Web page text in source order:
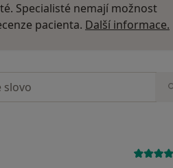
Specialisté nemají možnost
pacienta. Další informace.